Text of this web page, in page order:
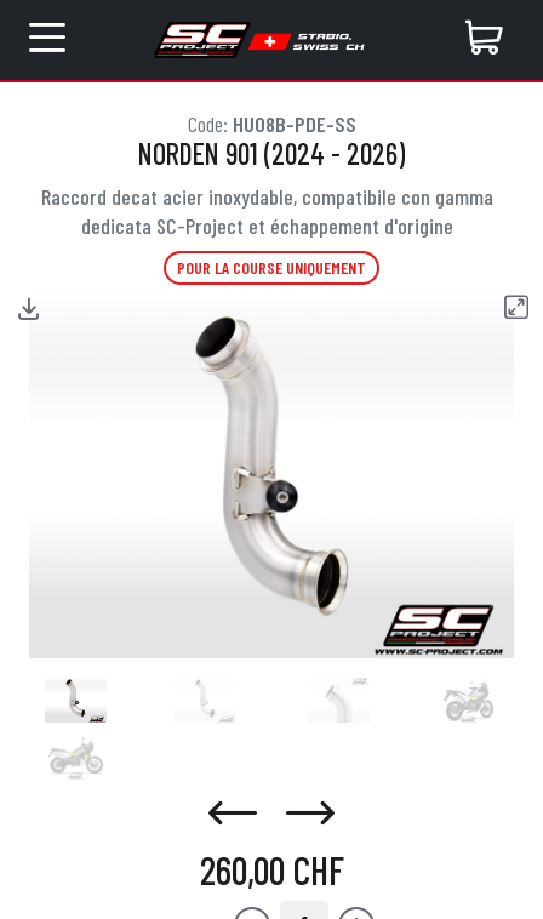
Code: HU08B-PDE-SS
NORDEN 901 (2024 - 2026)
Raccord decat acier inoxydable, compatibile con gamma
dedicata SC-Project et échappement d'origine
POUR LA COURSE UNIQUEMENT
260,00 CHF